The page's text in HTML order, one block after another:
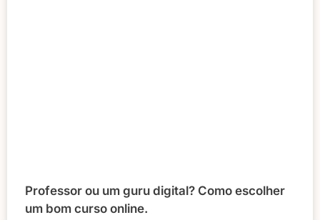
Professor ou um guru digital? Como escolher
um bom curso online.